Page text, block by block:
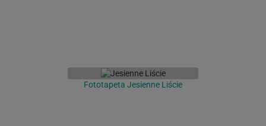
Fototapeta Jesienne Liście